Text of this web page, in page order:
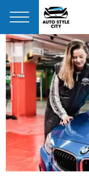
Služby
O nás
Aktuality
Rezervace
Kontakt